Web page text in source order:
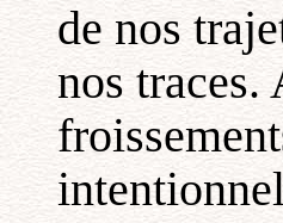
de nos
nos traces.